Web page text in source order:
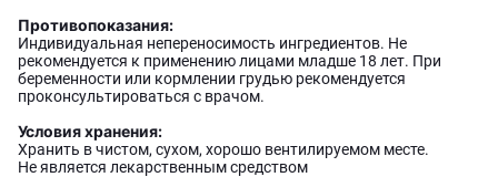
Противопоказания:
Индивидуальная непереносимость ингредиентов. Не
рекомендуется к применению лицами младше 18 лет. При
беременности или кормлении грудью рекомендуется
проконсультироваться с врачом.
Условия хранения:
Хранить в чистом, сухом, хорошо вентилируемом месте.
Не является лекарственным средством